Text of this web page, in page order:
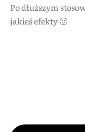
Po dłuższym
jakieś efekty 🙂